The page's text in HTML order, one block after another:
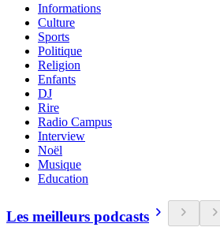
Informations
Culture
Sports
Politique
Religion
Enfants
DJ
Rire
Radio Campus
Interview
Noël
Musique
Education
Les meilleurs podcasts